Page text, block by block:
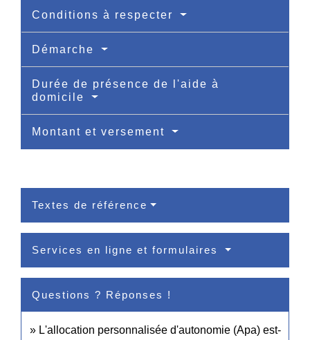
Conditions à respecter
Démarche
Durée de présence de l'aide à
domicile
Montant et versement
Textes de référence
Services en ligne et formulaires
Questions ? Réponses !
L'allocation personnalisée d'autonomie (Apa) est-